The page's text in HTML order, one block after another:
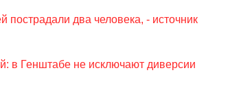
пострадали два человека, - источник
в Генштабе не исключают диверсии